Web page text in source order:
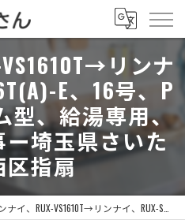
リンナ
E、16号、P
型、給湯専用、
埼玉県さいた
区指扇
RUX-VS1610T→リンナイ、RUX-SA1616T(A)-E、16号、PS扉内設置スリム型、給湯専用、給湯器交換工事ー埼玉県さいたま市西区指扇